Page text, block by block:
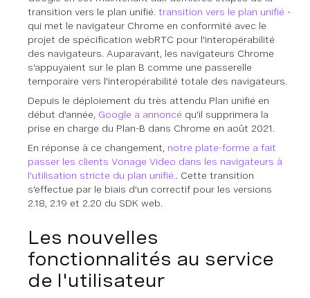
transition vers le plan unifié. transition vers le plan unifié -
qui met le navigateur Chrome en conformité avec le
projet de spécification webRTC pour l'interopérabilité
des navigateurs. Auparavant, les navigateurs Chrome
s'appuyaient sur le plan B comme une passerelle
temporaire vers l'interopérabilité totale des navigateurs.
Depuis le déploiement du très attendu Plan unifié en
début d'année, Google a annoncé qu'il supprimera la
prise en charge du Plan-B dans Chrome en août 2021.
En réponse à ce changement, notre plate-forme a fait
passer les clients Vonage Video dans les navigateurs à
l'utilisation stricte du plan unifié.. Cette transition
s'effectue par le biais d'un correctif pour les versions
2.18, 2.19 et 2.20 du SDK web.
Les nouvelles
fonctionnalités au service
de l'utilisateur